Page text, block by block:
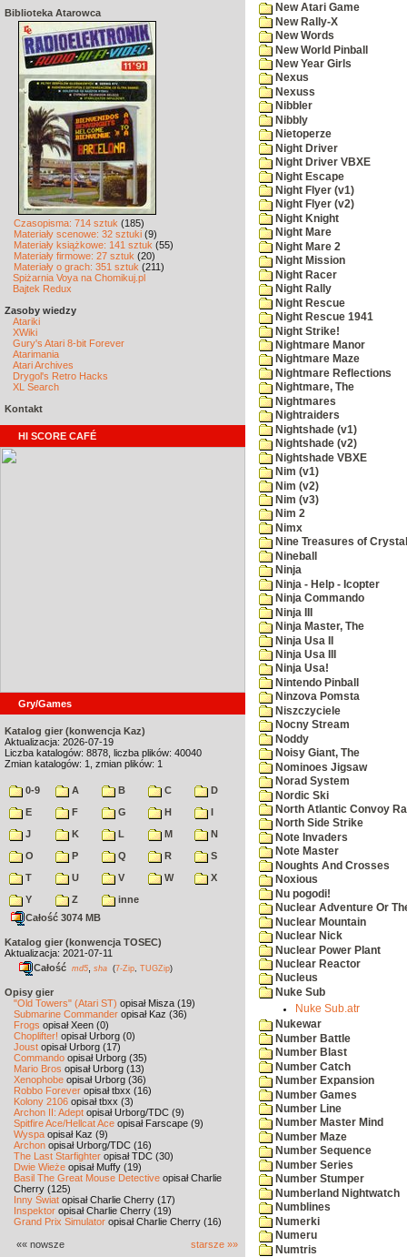
Biblioteka Atarowca
Czasopisma: 714 sztuk (185)
Materiały scenowe: 32 sztuki (9)
Materiały książkowe: 141 sztuk (55)
Materiały firmowe: 27 sztuk (20)
Materiały o grach: 351 sztuk (211)
Spiżarnia Voya na Chomikuj.pl
Bajtek Redux
Zasoby wiedzy
Atariki
XWiki
Gury's Atari 8-bit Forever
Atarimania
Atari Archives
Drygol's Retro Hacks
XL Search
Kontakt
HI SCORE CAFÉ
Gry/Games
Katalog gier (konwencja Kaz)
Aktualizacja: 2026-07-19
Liczba katalogów: 8878, liczba plików: 40040
Zmian katalogów: 1, zmian plików: 1
0-9 A B C
D
E
F G H
I
J
K L M
N
O
P Q R
S
T
U V W
X
Y
Z
inne
Całość 3074 MB
Katalog gier (konwencja TOSEC)
Aktualizacja: 2021-07-11
Całość md5 sha (7-Zip TUGZip)
Opisy gier
"Old Towers" (Atari ST) opisał Misza (19)
Submarine Commander opisał Kaz (36)
Frogs opisał Xeen (0)
Choplifter! opisał Urborg (0)
Joust opisał Urborg (17)
Commando opisał Urborg (35)
Mario Bros opisał Urborg (13)
Xenophobe opisał Urborg (36)
Robbo Forever opisał tbxx (16)
Kolony 2106 opisał tbxx (3)
Archon II: Adept opisał Urborg/TDC (9)
Spitfire Ace/Hellcat Ace opisał Farscape (9)
Wyspa opisał Kaz (9)
Archon opisał Urborg/TDC (16)
The Last Starfighter opisał TDC (30)
Dwie Wieże opisał Muffy (19)
Basil The Great Mouse Detective opisał Charlie
Cherry (125)
Inny Świat opisał Charlie Cherry (17)
Inspektor opisał Charlie Cherry (19)
Grand Prix Simulator opisał Charlie Cherry (16)
«« nowsze starsze »»
New Atari Game
New Rally-X
New Words
New World Pinball
New Year Girls
Nexus
Nexuss
Nibbler
Nibbly
Nietoperze
Night Driver
Night Driver VBXE
Night Escape
Night Flyer (v1)
Night Flyer (v2)
Night Knight
Night Mare
Night Mare 2
Night Mission
Night Racer
Night Rally
Night Rescue
Night Rescue 1941
Night Strike!
Nightmare Manor
Nightmare Maze
Nightmare Reflections
Nightmare, The
Nightmares
Nightraiders
Nightshade (v1)
Nightshade (v2)
Nightshade VBXE
Nim (v1)
Nim (v2)
Nim (v3)
Nim 2
Nimx
Nine Treasures of
Nineball
Ninja
Ninja - Help - Icopter
Ninja Commando
Ninja III
Ninja Master, The
Ninja Usa II
Ninja Usa III
Ninja Usa!
Nintendo Pinball
Ninzova Pomsta
Niszczyciele
Nocny Stream
Noddy
Noisy Giant, The
Nominoes Jigsaw
Norad System
Nordic Ski
North Atlantic Convoy
North Side Strike
Note Invaders
Note Master
Noughts And Crosses
Noxious
Nu pogodi!
Nuclear Adventure Or
Nuclear Mountain
Nuclear Nick
Nuclear Power Plant
Nuclear Reactor
Nucleus
Nuke Sub
Nuke Sub.atr
Nukewar
Number Battle
Number Blast
Number Catch
Number Expansion
Number Games
Number Line
Number Master Mind
Number Maze
Number Sequence
Number Series
Number Stumper
Numberland Nightwatch
Numblines
Numerki
Numeru
Numtris